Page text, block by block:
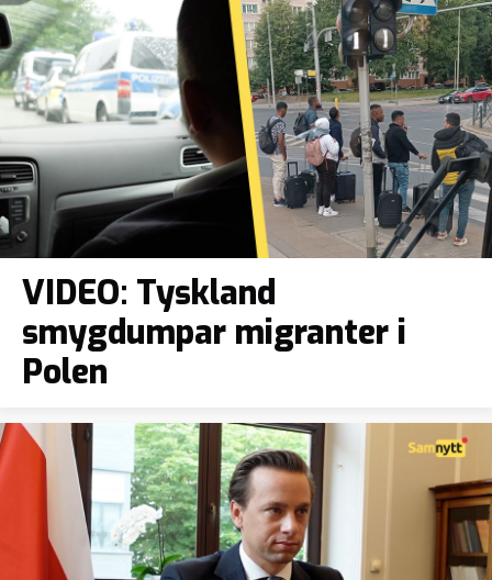
VIDEO: Tyskland
smygdumpar migranter i
Polen